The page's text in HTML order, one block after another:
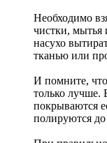
Необходимо
чистки, мытья
насухо
тканью или
И помните, что
только лучше.
покрываются
полируются до